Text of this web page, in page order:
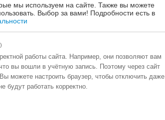
мы используем на сайте. Также вы можете
Выбор за вами! Подробности есть в
работы сайта. Например, они позволяют вам
вы вошли в учётную запись. Поэтому через сайт
можете настроить браузер, чтобы отключить даже
будут работать корректно.